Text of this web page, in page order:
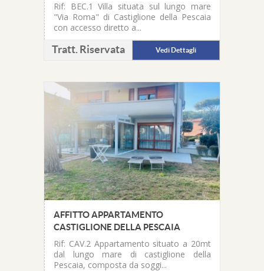
Rif: BEC.1 Villa situata sul lungo mare
"Via Roma" di Castiglione della Pescaia
con accesso diretto a...
Tratt. Riservata
Vedi Dettagli
AFFITTO APPARTAMENTO
CASTIGLIONE DELLA PESCAIA
Rif: CAV.2Appartamento situato a 20mt
dal lungo mare di castiglione della
Pescaia, composta da soggi...